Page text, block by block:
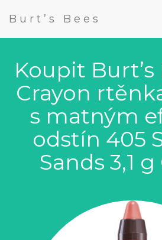
Burt’s Bees
Koupit Burt’s
Crayon
s matným
odstín 405
Sands 3,1